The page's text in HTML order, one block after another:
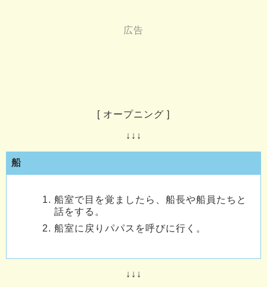
[ オープニング ]
↓↓↓
船
船室で目を覚ましたら、船長や船員たちと
話をする。
船室に戻りパパスを呼びに行く。
↓↓↓